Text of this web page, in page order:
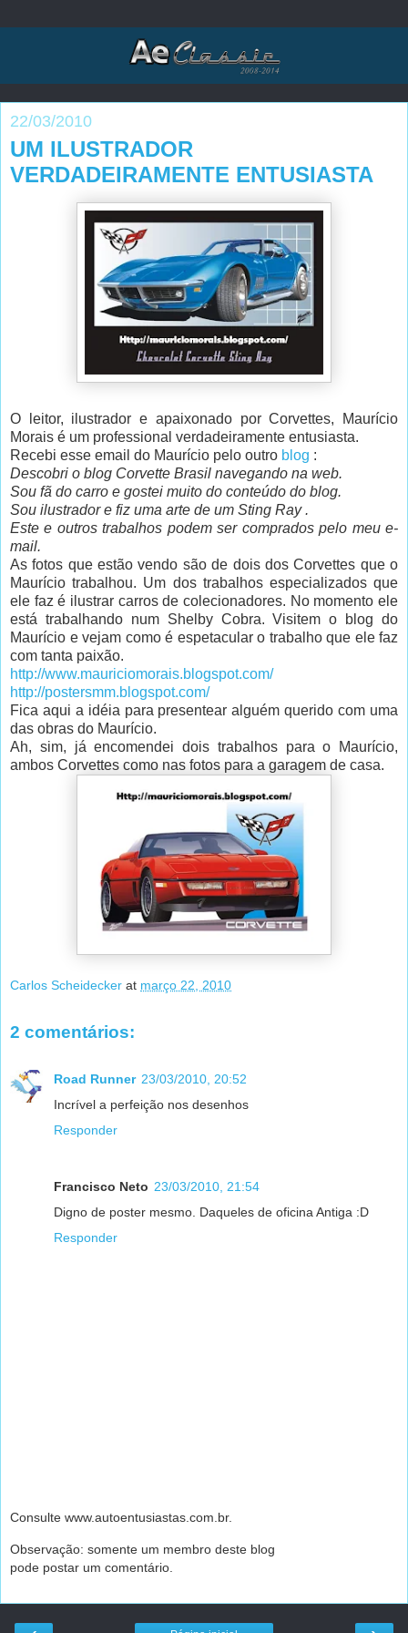
22/03/2010
UM ILUSTRADOR
VERDADEIRAMENTE ENTUSIASTA
O leitor, ilustrador e apaixonado por Corvettes, Maurício
Morais é um professional verdadeiramente entusiasta.
Recebi esse email do Maurício pelo outro blog :
Descobri o blog Corvette Brasil navegando na web.
Sou fã do carro e gostei muito do conteúdo do blog.
Sou ilustrador e fiz uma arte de um Sting Ray .
Este e outros trabalhos podem ser comprados pelo meu e-
mail.
As fotos que estão vendo são de dois dos Corvettes que o
Maurício trabalhou. Um dos trabalhos especializados que
ele faz é ilustrar carros de colecionadores. No momento ele
está trabalhando num Shelby Cobra. Visitem o blog do
Maurício e vejam como é espetacular o trabalho que ele faz
com tanta paixão.
http://www.mauriciomorais.blogspot.com/
http://postersmm.blogspot.com/
Fica aqui a idéia para presentear alguém querido com uma
das obras do Maurício.
Ah, sim, já encomendei dois trabalhos para o Maurício,
ambos Corvettes como nas fotos para a garagem de casa.
Carlos Scheidecker at março 22, 2010
2 comentários:
Road Runner 23/03/2010, 20:52
Incrível a perfeição nos desenhos
Responder
Francisco Neto 23/03/2010, 21:54
Digno de poster mesmo. Daqueles de oficina Antiga :D
Responder
Consulte www.autoentusiastas.com.br.
Observação: somente um membro deste blog
pode postar um comentário.